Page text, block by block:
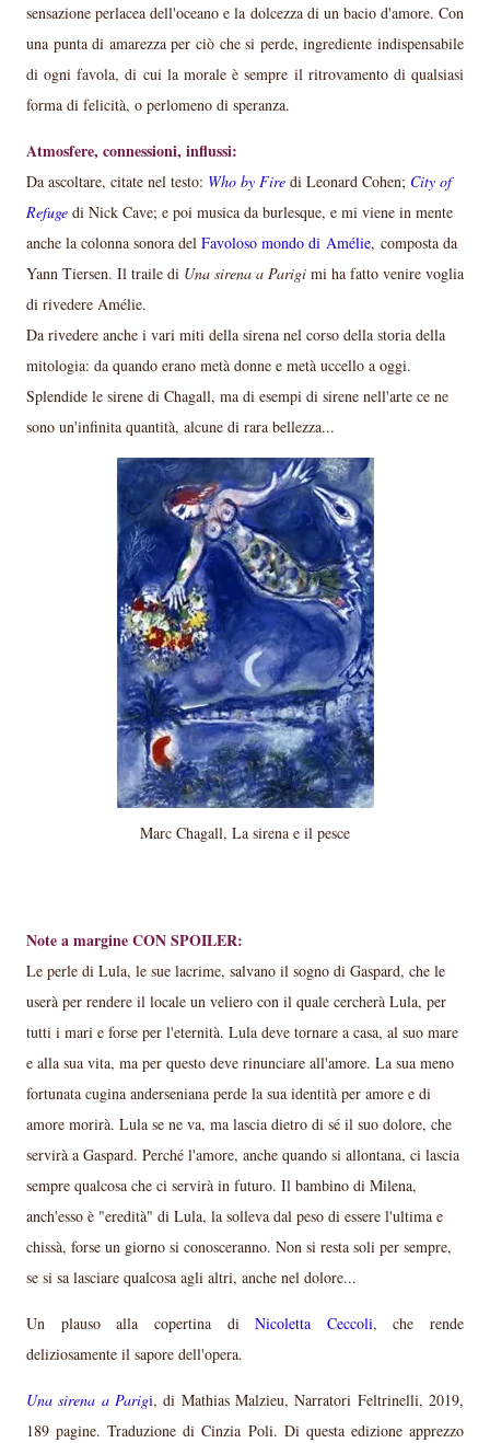
sensazione perlacea dell'oceano e la dolcezza di un bacio d'amore. Con
una punta di amarezza per ciò che si perde, ingrediente indispensabile
di ogni favola, di cui la morale è sempre il ritrovamento di qualsiasi
forma di felicità, o perlomeno di speranza.
Atmosfere, connessioni, influssi:
Da ascoltare, citate nel testo: Who by Fire di Leonard Cohen; City of
Refuge di Nick Cave; e poi musica da burlesque, e mi viene in mente
anche la colonna sonora del Favoloso mondo di Amélie, composta da
Yann Tiersen. Il traile di Una sirena a Parigi mi ha fatto venire voglia
di rivedere Amélie.
Da rivedere anche i vari miti della sirena nel corso della storia della
mitologia: da quando erano metà donne e metà uccello a oggi.
Splendide le sirene di Chagall, ma di esempi di sirene nell'arte ce ne
sono un'infinita quantità, alcune di rara bellezza...
Marc Chagall, La sirena e il pesce
Note a margine CON SPOILER:
Le perle di Lula, le sue lacrime, salvano il sogno di Gaspard, che le
userà per rendere il locale un veliero con il quale cercherà Lula, per
tutti i mari e forse per l'eternità. Lula deve tornare a casa, al suo mare
e alla sua vita, ma per questo deve rinunciare all'amore. La sua meno
fortunata cugina anderseniana perde la sua identità per amore e di
amore morirà. Lula se ne va, ma lascia dietro di sé il suo dolore, che
servirà a Gaspard. Perché l'amore, anche quando si allontana, ci lascia
sempre qualcosa che ci servirà in futuro. Il bambino di Milena,
anch'esso è "eredità" di Lula, la solleva dal peso di essere l'ultima e
chissà, forse un giorno si conosceranno. Non si resta soli per sempre,
se si sa lasciare qualcosa agli altri, anche nel dolore...
Un plauso alla copertina diNicoletta Ceccoli, che rende
deliziosamente il sapore dell'opera.
Una sirena a Parigi, di Mathias Malzieu, Narratori Feltrinelli, 2019,
189 pagine. Traduzione di Cinzia Poli. Di questa edizione apprezzo